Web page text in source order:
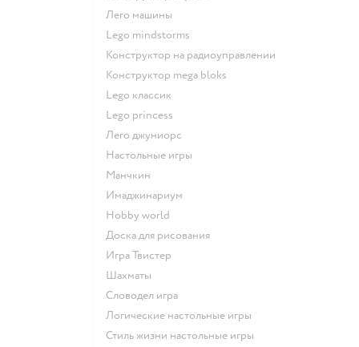
Лего машины
Lego mindstorms
Конструктор на радиоуправлении
Конструктор mega bloks
Lego классик
Lego princess
Лего джуниорс
Настольные игры
Манчкин
Имаджинариум
Hobby world
Доска для рисования
Игра Твистер
Шахматы
Словодел игра
Логические настольные игры
Стиль жизни настольные игры